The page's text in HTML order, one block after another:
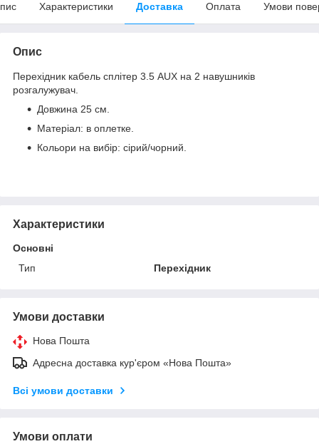
Характеристики Доставка Оплата Умови
Опис
Перехідник кабель сплітер 3.5 AUX на 2 навушників
розгалужувач.
Довжина 25 см.
Матеріал: в оплетке.
Кольори на вибір: сірий/чорний.
Характеристики
Основні
Тип
Перехідник
Умови доставки
Нова Пошта
Адресна доставка кур'єром «Нова Пошта»
Всі умови доставки
Умови оплати